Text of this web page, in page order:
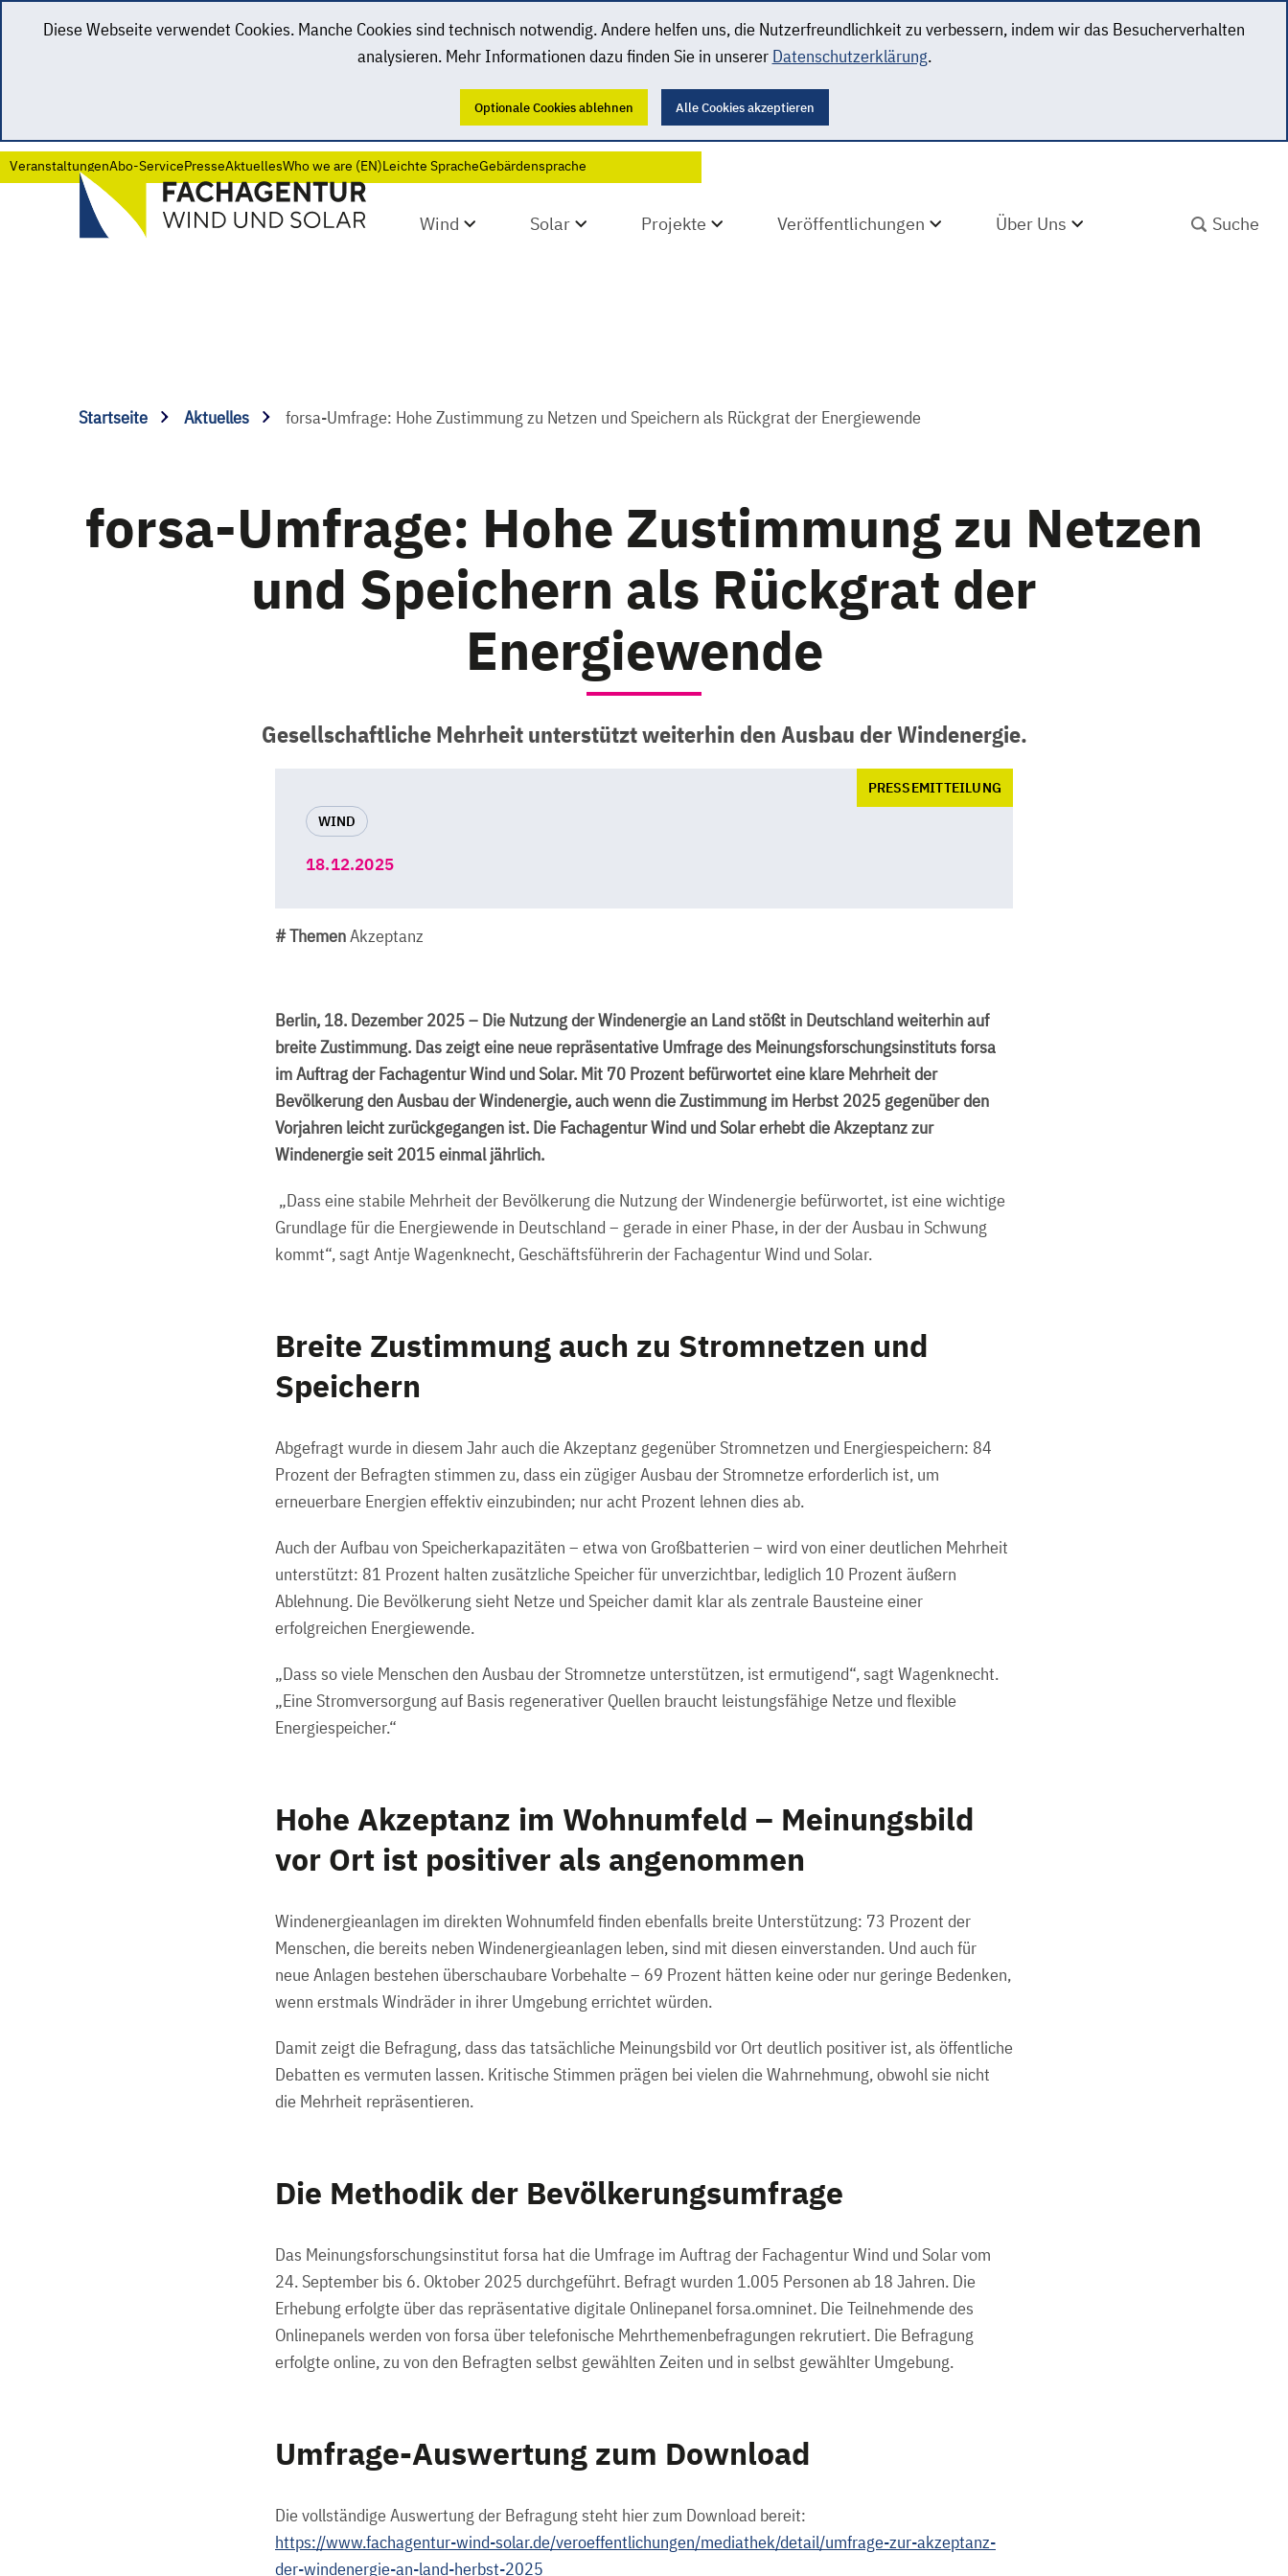
Diese Webseite verwendet Cookies. Manche Cookies sind technisch notwendig. Andere helfen uns, die Nutzerfreundlichkeit zu verbessern, indem wir das Besucherverhalten
analysieren. Mehr Informationen dazu finden Sie in unserer Datenschutzerklärung.
Optionale Cookies ablehnen Alle Cookies akzeptieren
VeranstaltungenAbo-ServicePresseAktuellesWho we are (EN)Leichte SpracheGebärdensprache
Wind Solar Projekte Veröffentlichungen Über Uns
Startseite Aktuelles forsa-Umfrage: Hohe Zustimmung zu Netzen und Speichern als Rückgrat der Energiewende
forsa-Umfrage: Hohe Zustimmung zu Netzen
und Speichern als Rückgrat der
Energiewende
Gesellschaftliche Mehrheit unterstützt weiterhin den Ausbau der Windenergie.
WIND
PRESSEMITTEILUNG
18.12.2025
# ThemenAkzeptanz
Berlin, 18. Dezember 2025 – Die Nutzung der Windenergie an Land stößt in Deutschland weiterhin auf
breite Zustimmung. Das zeigt eine neue repräsentative Umfrage des Meinungsforschungsinstituts forsa
im Auftrag der Fachagentur Wind und Solar. Mit 70 Prozent befürwortet eine klare Mehrheit der
Bevölkerung den Ausbau der Windenergie, auch wenn die Zustimmung im Herbst 2025 gegenüber den
Vorjahren leicht zurückgegangen ist. Die Fachagentur Wind und Solar erhebt die Akzeptanz zur
Windenergie seit 2015 einmal jährlich.
„Dass eine stabile Mehrheit der Bevölkerung die Nutzung der Windenergie befürwortet, ist eine wichtige
Grundlage für die Energiewende in Deutschland – gerade in einer Phase, in der der Ausbau in Schwung
kommt“, sagt Antje Wagenknecht, Geschäftsführerin der Fachagentur Wind und Solar.
Breite Zustimmung auch zu Stromnetzen und
Speichern
Abgefragt wurde in diesem Jahr auch die Akzeptanz gegenüber Stromnetzen und Energiespeichern: 84
Prozent der Befragten stimmen zu, dass ein zügiger Ausbau der Stromnetze erforderlich ist, um
erneuerbare Energien effektiv einzubinden; nur acht Prozent lehnen dies ab.
Auch der Aufbau von Speicherkapazitäten – etwa von Großbatterien – wird von einer deutlichen Mehrheit
unterstützt: 81 Prozent halten zusätzliche Speicher für unverzichtbar, lediglich 10 Prozent äußern
Ablehnung. Die Bevölkerung sieht Netze und Speicher damit klar als zentrale Bausteine einer
erfolgreichen Energiewende.
„Dass so viele Menschen den Ausbau der Stromnetze unterstützen, ist ermutigend“, sagt Wagenknecht.
„Eine Stromversorgung auf Basis regenerativer Quellen braucht leistungsfähige Netze und flexible
Energiespeicher.“
Hohe Akzeptanz im Wohnumfeld – Meinungsbild
vor Ort ist positiver als angenommen
Windenergieanlagen im direkten Wohnumfeld finden ebenfalls breite Unterstützung: 73 Prozent der
Menschen, die bereits neben Windenergieanlagen leben, sind mit diesen einverstanden. Und auch für
neue Anlagen bestehen überschaubare Vorbehalte – 69 Prozent hätten keine oder nur geringe Bedenken,
wenn erstmals Windräder in ihrer Umgebung errichtet würden.
Damit zeigt die Befragung, dass das tatsächliche Meinungsbild vor Ort deutlich positiver ist, als öffentliche
Debatten es vermuten lassen. Kritische Stimmen prägen bei vielen die Wahrnehmung, obwohl sie nicht
die Mehrheit repräsentieren.
Die Methodik der Bevölkerungsumfrage
Das Meinungsforschungsinstitut forsa hat die Umfrage im Auftrag der Fachagentur Wind und Solar vom
24. September bis 6. Oktober 2025 durchgeführt. Befragt wurden 1.005 Personen ab 18 Jahren. Die
Erhebung erfolgte über das repräsentative digitale Onlinepanel forsa.omninet. Die Teilnehmende des
Onlinepanels werden von forsa über telefonische Mehrthemenbefragungen rekrutiert. Die Befragung
erfolgte online, zu von den Befragten selbst gewählten Zeiten und in selbst gewählter Umgebung.
Umfrage-Auswertung zum Download
Die vollständige Auswertung der Befragung steht hier zum Download bereit:
https://www.fachagentur-wind-solar.de/veroeffentlichungen/mediathek/detail/umfrage-zur-akzeptanz-
der-windenergie-an-land-herbst-2025